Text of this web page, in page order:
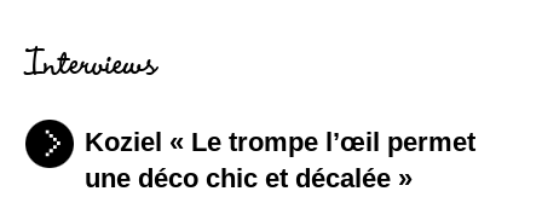
Interviews
Koziel « Le trompe l’œil permet
une déco chic et décalée »